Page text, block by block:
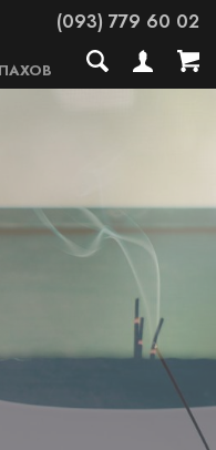
(093) 779 60 02